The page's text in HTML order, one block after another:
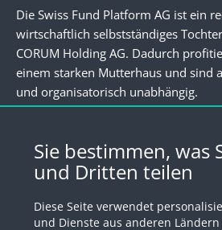
Die Swiss Fund Platform AG ist ein
wirtschaftlich selbstständiges
CORUM Holding AG. Dadurch
einem starken Mutterhaus und sind
und organisatorisch unabhängig.
Newsletter
Registrieren Sie sich für unseren
Anmelden
Sie bestimmen, was
und Dritten teilen
Diese Seite verwendet
und Dienste aus anderen